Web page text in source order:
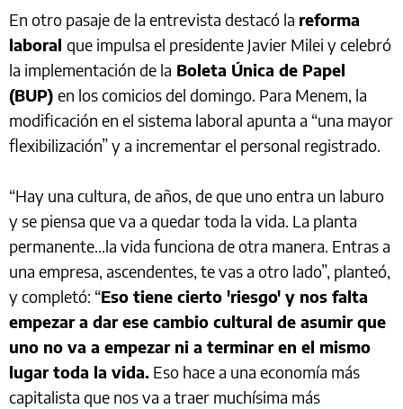
En otro pasaje de la entrevista destacó la reforma
laboral que impulsa el presidente Javier Milei y celebró
la implementación de la Boleta Única de Papel
(BUP) en los comicios del domingo. Para Menem, la
modificación en el sistema laboral apunta a “una mayor
flexibilización” y a incrementar el personal registrado.
“Hay una cultura, de años, de que uno entra un laburo
y se piensa que va a quedar toda la vida. La planta
permanente...la vida funciona de otra manera. Entras a
una empresa, ascendentes, te vas a otro lado”, planteó,
y completó: “Eso tiene cierto 'riesgo' y nos falta
empezar a dar ese cambio cultural de asumir que
uno no va a empezar ni a terminar en el mismo
lugar toda la vida. Eso hace a una economía más
capitalista que nos va a traer muchísima más